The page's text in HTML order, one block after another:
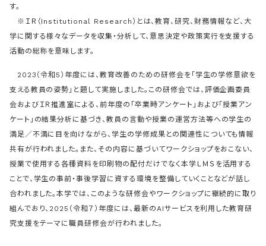
す。
※ＩＲ（Institutional Research）とは、教育、研究、財務情報など、大
学に関する様々なデータを収集・分析して、意思決定や政策実行を支援する
活動の総称を意味します。
2023（令和5）年度には、教育改善のための研修会を「学生の学修意欲を
支える教員の姿勢」と題して実施しました。この研修会では、評価企画委員
会およびＩＲ推進室による、前年度の「卒業時アンケート」および「授業アン
ケート」の結果分析に基づき、教員の言動や授業の運営方法等への学生の
満足／不満に目を向けながら、学生の学修成果との関連性についても情報
共有が行われました。また、その内容に基づいてワークショップをおこない、
授業で使用する各種資料を印刷物の配付だけでなく本学ＬＭＳを活用する
ことで、学生の事前・事後学習に資する環境を整備していくことなどが話し
合われました。本学では、このような研修会やワークショップに継続的に取り
組んでおり、2025（令和７）年度には、最新のAIサービスを利用した教育研
究支援をテーマに職員研修会が行われました。